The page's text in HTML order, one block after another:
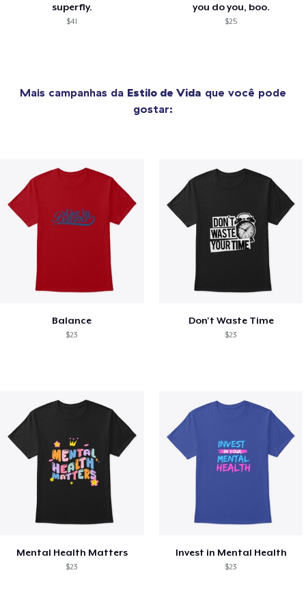
superfly.
$41
you do you, boo.
$25
Mais campanhas da Estilo de Vida que você pode
gostar:
Balance
$23
Don't Waste Time
$23
Mental Health Matters
$23
Invest in Mental Health
$23